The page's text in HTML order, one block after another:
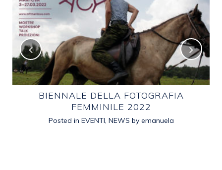
BIENNALE DELLA FOTOGRAFIA
FEMMINILE 2022
Posted in EVENTI, NEWS by emanuela